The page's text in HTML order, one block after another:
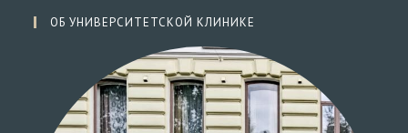
ОБ УНИВЕРСИТЕТСКОЙ КЛИНИКЕ